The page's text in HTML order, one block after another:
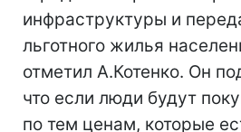
инфраструктуры и
льготного жилья
отметил А.Котенко. Он
что если люди будут
по тем ценам, которые